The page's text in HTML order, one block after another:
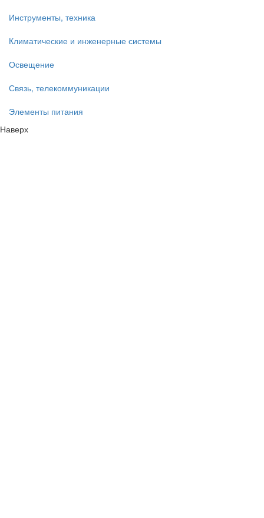
Инструменты, техника
Климатические и инженерные системы
Освещение
Связь, телекоммуникации
Элементы питания
Наверх